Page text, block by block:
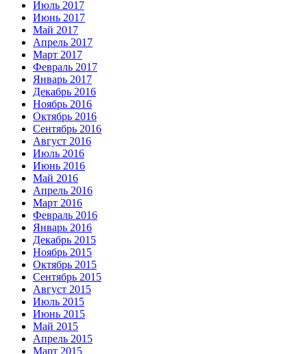
Июль 2017
Июнь 2017
Май 2017
Апрель 2017
Март 2017
Февраль 2017
Январь 2017
Декабрь 2016
Ноябрь 2016
Октябрь 2016
Сентябрь 2016
Август 2016
Июль 2016
Июнь 2016
Май 2016
Апрель 2016
Март 2016
Февраль 2016
Январь 2016
Декабрь 2015
Ноябрь 2015
Октябрь 2015
Сентябрь 2015
Август 2015
Июль 2015
Июнь 2015
Май 2015
Апрель 2015
Март 2015